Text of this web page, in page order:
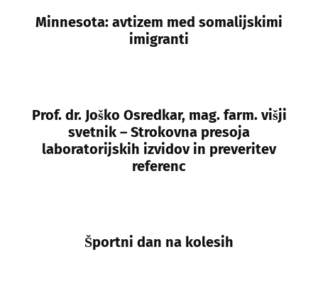
Minnesota: avtizem med somalijskimi
imigranti
Prof. dr. Joško Osredkar, mag. farm. višji
svetnik – Strokovna presoja
laboratorijskih izvidov in preveritev
referenc
Športni dan na kolesih